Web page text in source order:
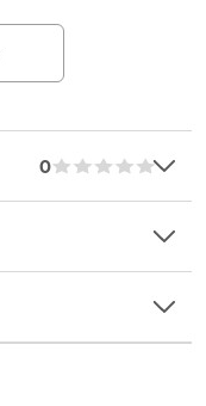
& to reduce
0